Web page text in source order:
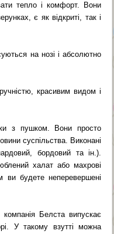
тепло і комфорт. Вони
є як відкриті, так і
на нозі і абсолютно
красивим видом і
з пушком. Вони просто
суспільства. Виконані
бордовий та ін.).
халат або махрові
ви будете неперевершені
Белста випускає
У такому взутті можна